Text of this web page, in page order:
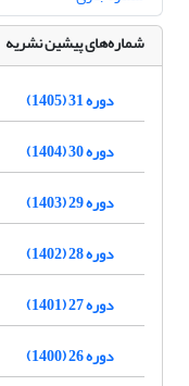
شماره‌های پیشین نشریه
دوره 31 (1405)
دوره 30 (1404)
دوره 29 (1403)
دوره 28 (1402)
دوره 27 (1401)
دوره 26 (1400)